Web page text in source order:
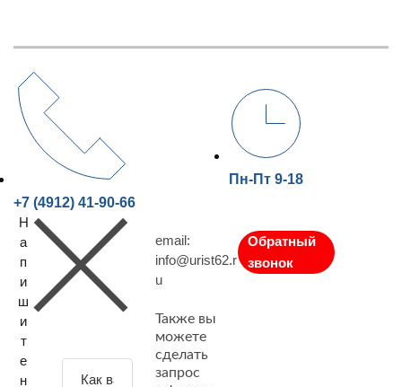
+7 (4912) 41-90-66
Пн-Пт 9-18
Н
а
п
и
ш
и
т
е
н
email:
info@urist62.r
u
Также вы
можете
сделать
запрос
Обратный
звонок